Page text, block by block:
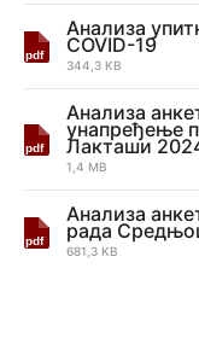
Анализа
COVID-19
344,3 KB
Анализа
унапређење
Лакташи
1,4 MB
Анализа
рада
681,3 KB